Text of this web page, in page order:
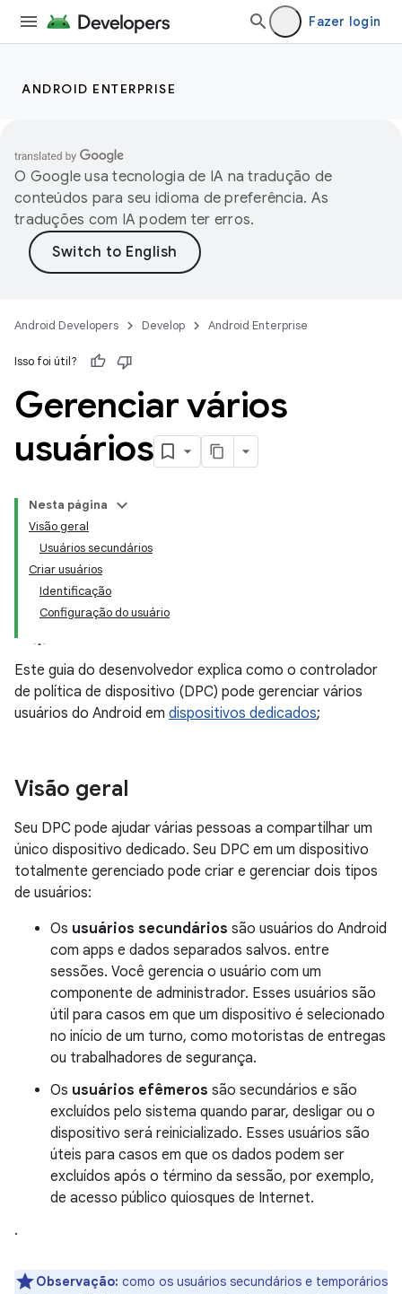
Fazer login
ANDROID ENTERPRISE
O Google usa tecnologia de IA na tradução de
conteúdos para seu idioma de preferência. As
traduções com IA podem ter erros.
Android Developers Develop Android Enterprise
Isso foi útil?
Gerenciar vários
usuários
Nesta página
Visão geral
Usuários secundários
Criar usuários
Identificação
Configuração do usuário
Este guia do desenvolvedor explica como o controlador
de política de dispositivo (DPC) pode gerenciar vários
usuários do Android em dispositivos dedicados;
Visão geral
Seu DPC pode ajudar várias pessoas a compartilhar um
único dispositivo dedicado. Seu DPC em um dispositivo
totalmente gerenciado pode criar e gerenciar dois tipos
de usuários:
Os usuários secundários são usuários do Android
com apps e dados separados salvos. entre
sessões. Você gerencia o usuário com um
componente de administrador. Esses usuários são
útil para casos em que um dispositivo é selecionado
no início de um turno, como motoristas de entregas
ou trabalhadores de segurança.
Os usuários efêmeros são secundários e são
excluídos pelo sistema quando parar, desligar ou o
dispositivo será reinicializado. Esses usuários são
úteis para casos em que os dados podem ser
excluídos após o término da sessão, por exemplo,
de acesso público quiosques de Internet.
.
Observação: como os usuários secundários e temporários